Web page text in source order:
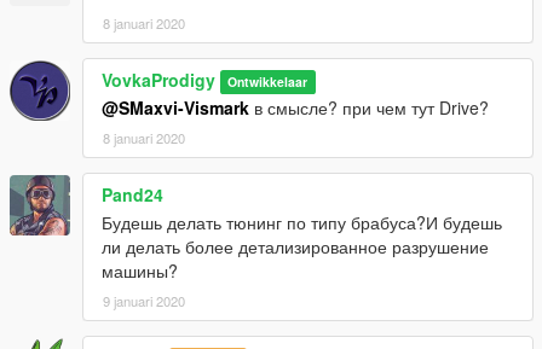
8 januari 2020
VovkaProdigy Ontwikkelaar
@SMaxvi-Vismark в смысле? при чем тут Drive?
8 januari 2020
Pand24
Будешь делать тюнинг по типу брабуса?И будешь
ли делать более детализированное разрушение
машины?
9 januari 2020